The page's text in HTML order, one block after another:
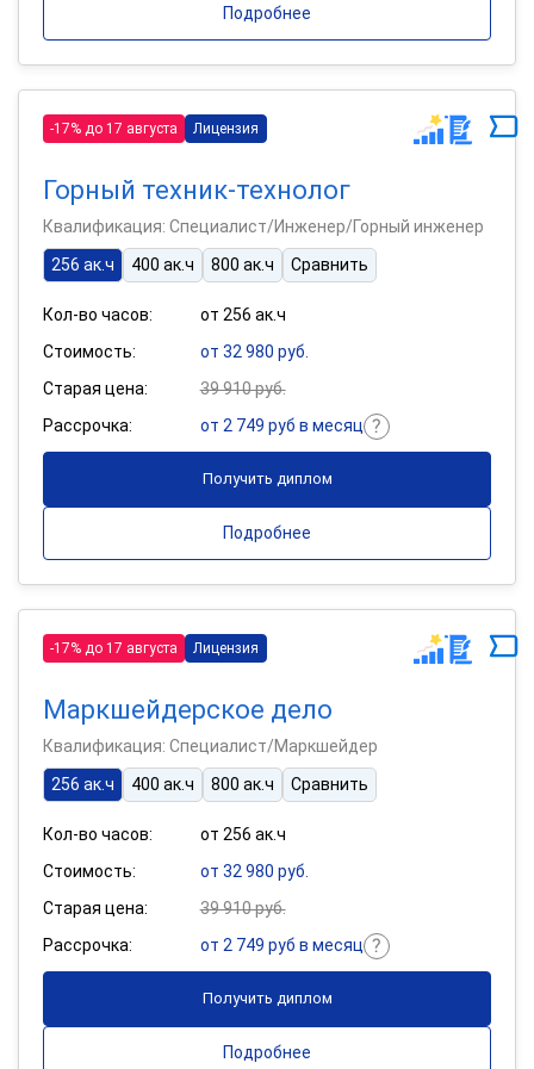
Подробнее
-17% до 17 августа Лицензия
Горный техник-технолог
Квалификация: Специалист/Инженер/Горный инженер
256 ак.ч
400 ак.ч 800 ак.ч Сравнить
Кол-во часов:
от 256 ак.ч
Стоимость:
от 32 980 руб.
Старая цена:
39 910 руб.
Рассрочка:
от 2 749 руб в месяц
Получить диплом
Подробнее
-17% до 17 августа Лицензия
Маркшейдерское дело
Квалификация: Специалист/Маркшейдер
256 ак.ч
400 ак.ч 800 ак.ч Сравнить
Кол-во часов:
от 256 ак.ч
Стоимость:
от 32 980 руб.
Старая цена:
39 910 руб.
Рассрочка:
от 2 749 руб в месяц
Получить диплом
Подробнее